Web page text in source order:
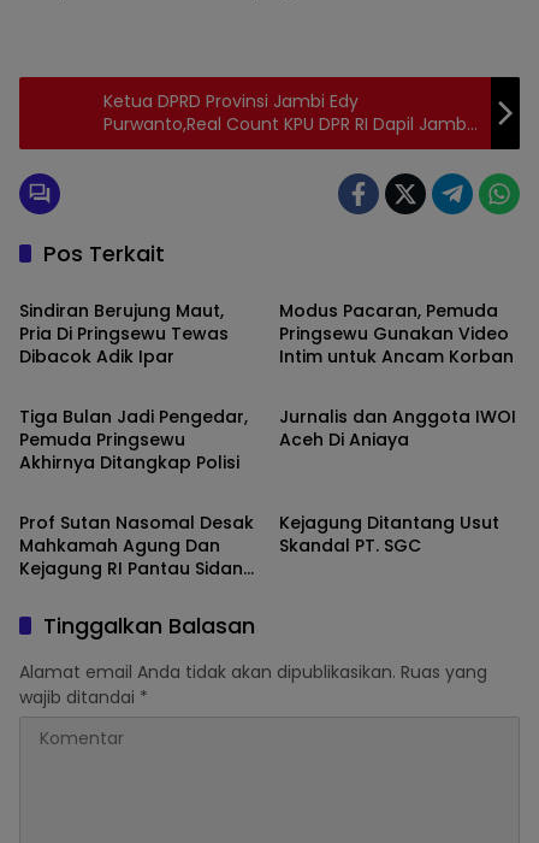
Ketua DPRD Provinsi Jambi Edy
Purwanto,Real Count KPU DPR RI Dapil Jambi,
Ini 8 Nama Calegnya
Pos Terkait
Daerah
Sindiran Berujung Maut,
Pria Di Pringsewu Tewas
Dibacok Adik Ipar
Modus Pacaran, Pemuda
Pringsewu Gunakan Video
Intim untuk Ancam Korban
Daerah
Tiga Bulan Jadi Pengedar,
Pemuda Pringsewu
Akhirnya Ditangkap Polisi
Hukum dan Kriminal
Jurnalis dan Anggota IWOI
Aceh Di Aniaya
Hukum dan Kriminal
Prof Sutan Nasomal Desak
Mahkamah Agung Dan
Kejagung RI Pantau Sidang
Coal
Kejagung Ditantang Usut
Skandal PT. SGC
Tinggalkan Balasan
Alamat email Anda tidak akan dipublikasikan. Ruas yang
wajib ditandai *